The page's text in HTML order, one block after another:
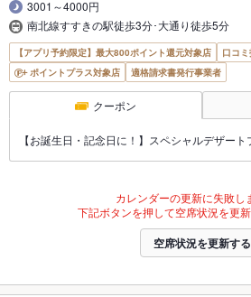
3001～4000円
南北線すすきの駅徒歩3分･大通り徒歩5分
【アプリ予約限定】最大800ポイント還元対象店
口コ
ポイントプラス対象店
適格請求書発行事業者
クーポン
【お誕生日・記念日に！】スペシャルデザー
カレンダーの更新に失敗し
下記ボタンを押して空席状況を更新
空席状況を更新する